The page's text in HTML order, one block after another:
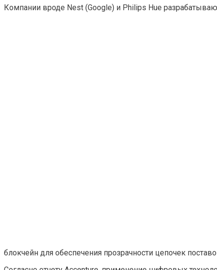
Компании вроде Nest (Google) и Philips Hue
блокчейн для обеспечения прозрачности цепочек